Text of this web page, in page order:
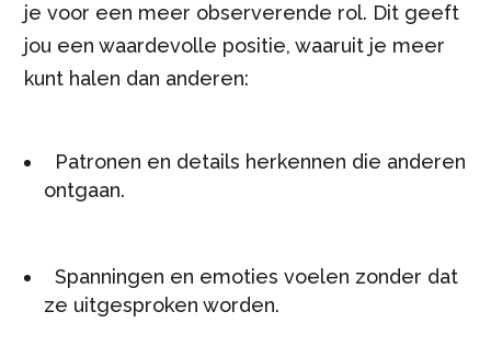
je voor een meer observerende rol. Dit geeft
jou een waardevolle positie, waaruit je meer
kunt halen dan anderen:
Patronen en details herkennen die anderen
ontgaan.
Spanningen en emoties voelen zonder dat
ze uitgesproken worden.